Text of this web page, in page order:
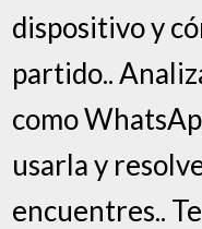
dispositivo y
partido..
como
usarla y
encuentres..